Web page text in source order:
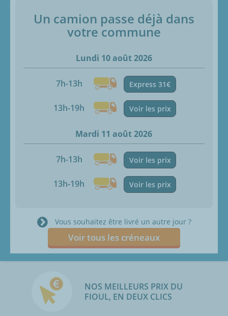
Un camion passe déjà dans
votre commune
Lundi 10 août 2026
7h-13h Express 31€
13h-19h Voir les prix
Mardi 11 août 2026
7h-13h Voir les prix
13h-19h Voir les prix
Vous souhaitez être livré un autre jour ?
Voir tous les créneaux
NOS MEILLEURS PRIX DU
FIOUL, EN DEUX CLICS